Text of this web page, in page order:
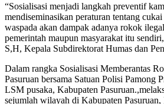
“Sosialisasi menjadi langkah preventif
mendiseminasikan peraturan tentang
waspada akan dampak adanya rokok
pemerintah maupun masyarakat itu
S,H, Kepala Subdirektorat Humas dan
Dalam rangka Sosialisasi Memberantas
Pasuruan bersama Satuan Polisi Pamong
LSM pusaka, Kabupaten
sejumlah wilayah di Kabupaten